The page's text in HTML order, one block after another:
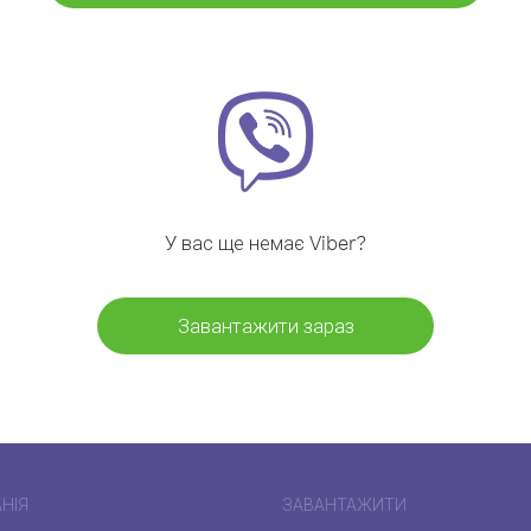
У вас ще немає Viber?
Завантажити зараз
ЗАВАНТАЖИТИ